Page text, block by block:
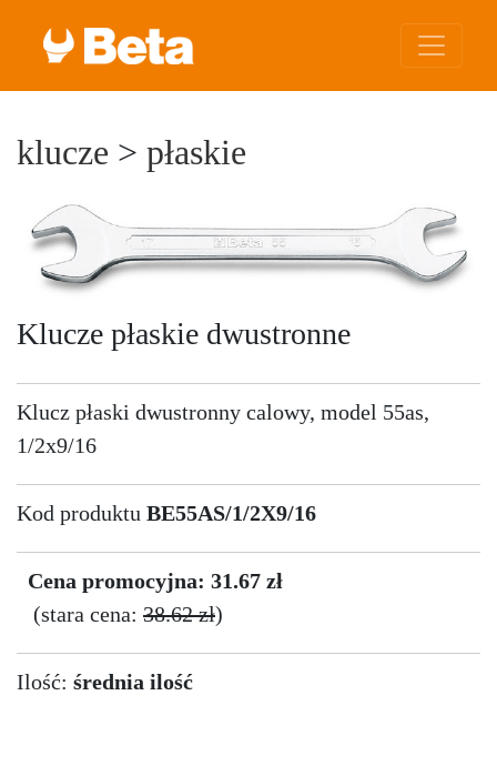
klucze > płaskie
Klucze płaskie dwustronne
Klucz płaski dwustronny calowy, model 55as,
1/2x9/16
Kod produktu BE55AS/1/2X9/16
Cena promocyjna: 31.67 zł
(stara cena: 38.62 zł)
Ilość: średnia ilość